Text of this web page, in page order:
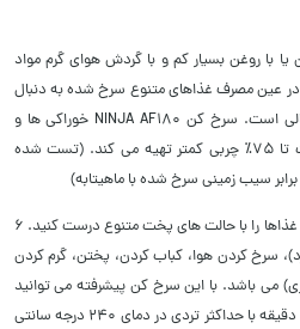
با روغن بسیار کم و با گردش هوای گرم مواد
در عین مصرف غذاهای متنوع سرخ شده به دنبال
سبک زندگی سالم هستند، انتخاب عالی است. سرخ کن NINJA AF180 خوراکی ها و
میان وعده های خوشمزه را به سرعت تا 75٪ چربی کمتر تهیه می کند. (تست شده
سیب زمینی سرخ شده با ماهیتابه)
به لطف 6 برنامه پخت می توانید انواع غذاها را با حالت های پخت متنوع درست کنید. 6
سرخ کردن هوا، کباب کردن، پختن، گرم کردن
می باشد. با این سرخ کن پیشرفته می توانید
غذای منجمد و یخ زده را در عرض چند دقیقه با حداکثر تردی در دمای 240 درجه سانتی